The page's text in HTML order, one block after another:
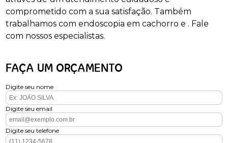
comprometido com a sua satisfação. Também
trabalhamos com endoscopia em cachorro e . Fale
com nossos especialistas.
FAÇA UM ORÇAMENTO
Digite seu nome
Digite seu email
Digite seu telefone